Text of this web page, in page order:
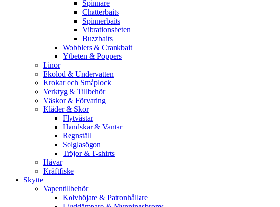
Spinnare
Chatterbaits
Spinnerbaits
Vibrationsbeten
Buzzbaits
Wobblers & Crankbait
Ytbeten & Poppers
Linor
Ekolod & Undervatten
Krokar och Småplock
Verktyg & Tillbehör
Väskor & Förvaring
Kläder & Skor
Flytvästar
Handskar & Vantar
Regnställ
Solglasögon
Tröjor & T-shirts
Håvar
Kräftfiske
Skytte
Vapentillbehör
Kolvhöjare & Patronhållare